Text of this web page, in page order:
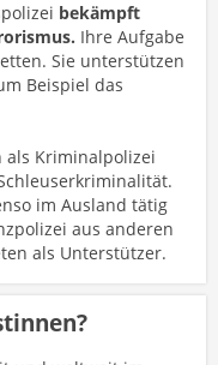
bekämpft
Ihre Aufgabe
Sie unterstützen
Beispiel das
als Kriminalpolizei
im Ausland tätig
aus anderen
als Unterstützer.